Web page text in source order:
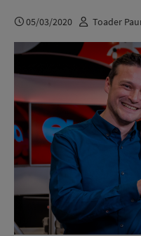
05/03/2020 Toader